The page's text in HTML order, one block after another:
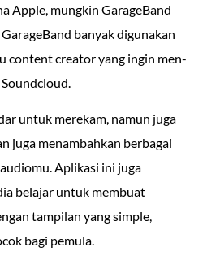
Apple, mungkin GarageBand
banyak digunakan
content creator yang ingin men-
untuk merekam, namun juga
juga menambahkan berbagai
Aplikasi ini juga
belajar untuk membuat
tampilan yang simple,
bagi pemula.